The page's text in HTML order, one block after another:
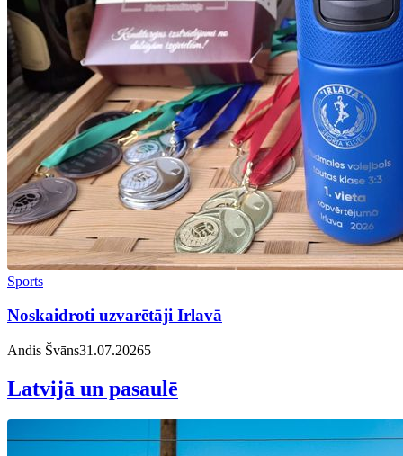
Sports
Noskaidroti uzvarētāji Irlavā
Andis Švāns31.07.20265
Latvijā un pasaulē